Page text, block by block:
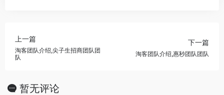
上一篇
淘客团队介绍,尖子生招商团队团
队
下一篇
淘客团队介绍,惠秒团队团队
暂无评论